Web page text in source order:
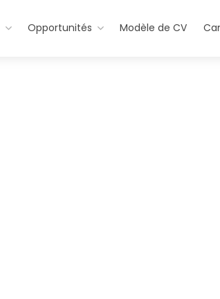
Opportunités Modèle de CV